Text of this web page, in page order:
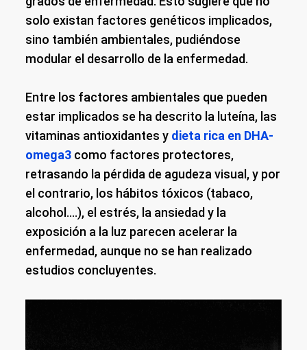
solo existan factores genéticos implicados,
sino también ambientales, pudiéndose
modular el desarrollo de la enfermedad.
Entre los factores ambientales que pueden
estar implicados se ha descrito la luteína, las
vitaminas antioxidantes y dieta rica en DHA-
omega3 como factores protectores,
retrasando la pérdida de agudeza visual, y por
el contrario, los hábitos tóxicos (tabaco,
alcohol….), el estrés, la ansiedad y la
exposición a la luz parecen acelerar la
enfermedad, aunque no se han realizado
estudios concluyentes.